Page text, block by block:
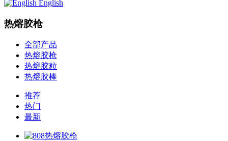
English
热熔胶枪
全部产品
热熔胶枪
热熔胶粒
热熔胶棒
推荐
热门
最新